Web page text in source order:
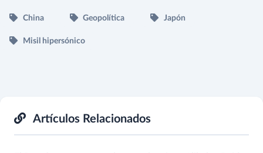
China Geopolítica Japón
Misil hipersónico
Artículos Relacionados